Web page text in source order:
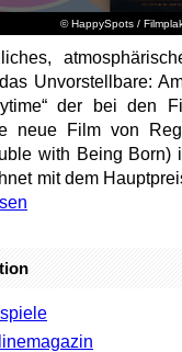
© HappySpots /
Unvorstellbare:
der bei den
neue Film von
with Being Born)
mit dem